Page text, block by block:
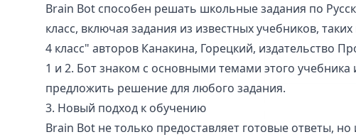
Brain Bot способен решать школьные задания по
класс, включая задания из известных учебников,
4 класс" авторов Канакина, Горецкий, издательство
1 и 2. Бот знаком с основными темами этого
предложить решение для любого задания.
3. Новый подход к обучению
Brain Bot не только предоставляет готовые ответы,